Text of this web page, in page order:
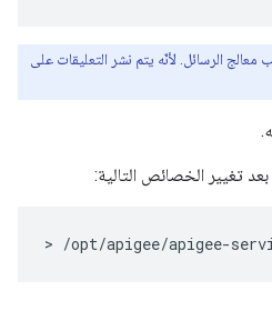
الرسائل. لأنّه يتم نشر التعليقات على
تغيير الخصائص التالية:
> /opt/apigee/apigee-